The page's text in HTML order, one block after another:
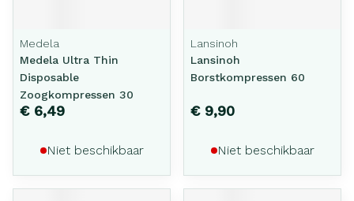
Medela
Medela Ultra Thin
Disposable
Zoogkompressen 30
€ 6,49
Niet beschikbaar
Lansinoh
Lansinoh
Borstkompressen 60
€ 9,90
Niet beschikbaar